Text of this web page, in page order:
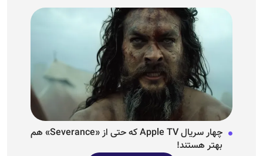
چهار سریال Apple TV که حتی از «Severance» هم
بهتر هستند!